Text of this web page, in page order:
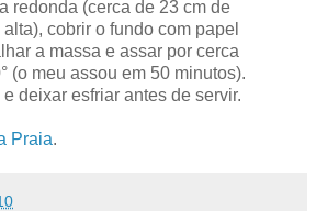
redonda (cerca de 23 cm de
cobrir o fundo com papel
a massa e assar por cerca
(o meu assou em 50 minutos).
deixar esfriar antes de servir.
Praia.